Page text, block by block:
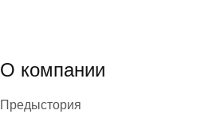
О компании
Предыстория